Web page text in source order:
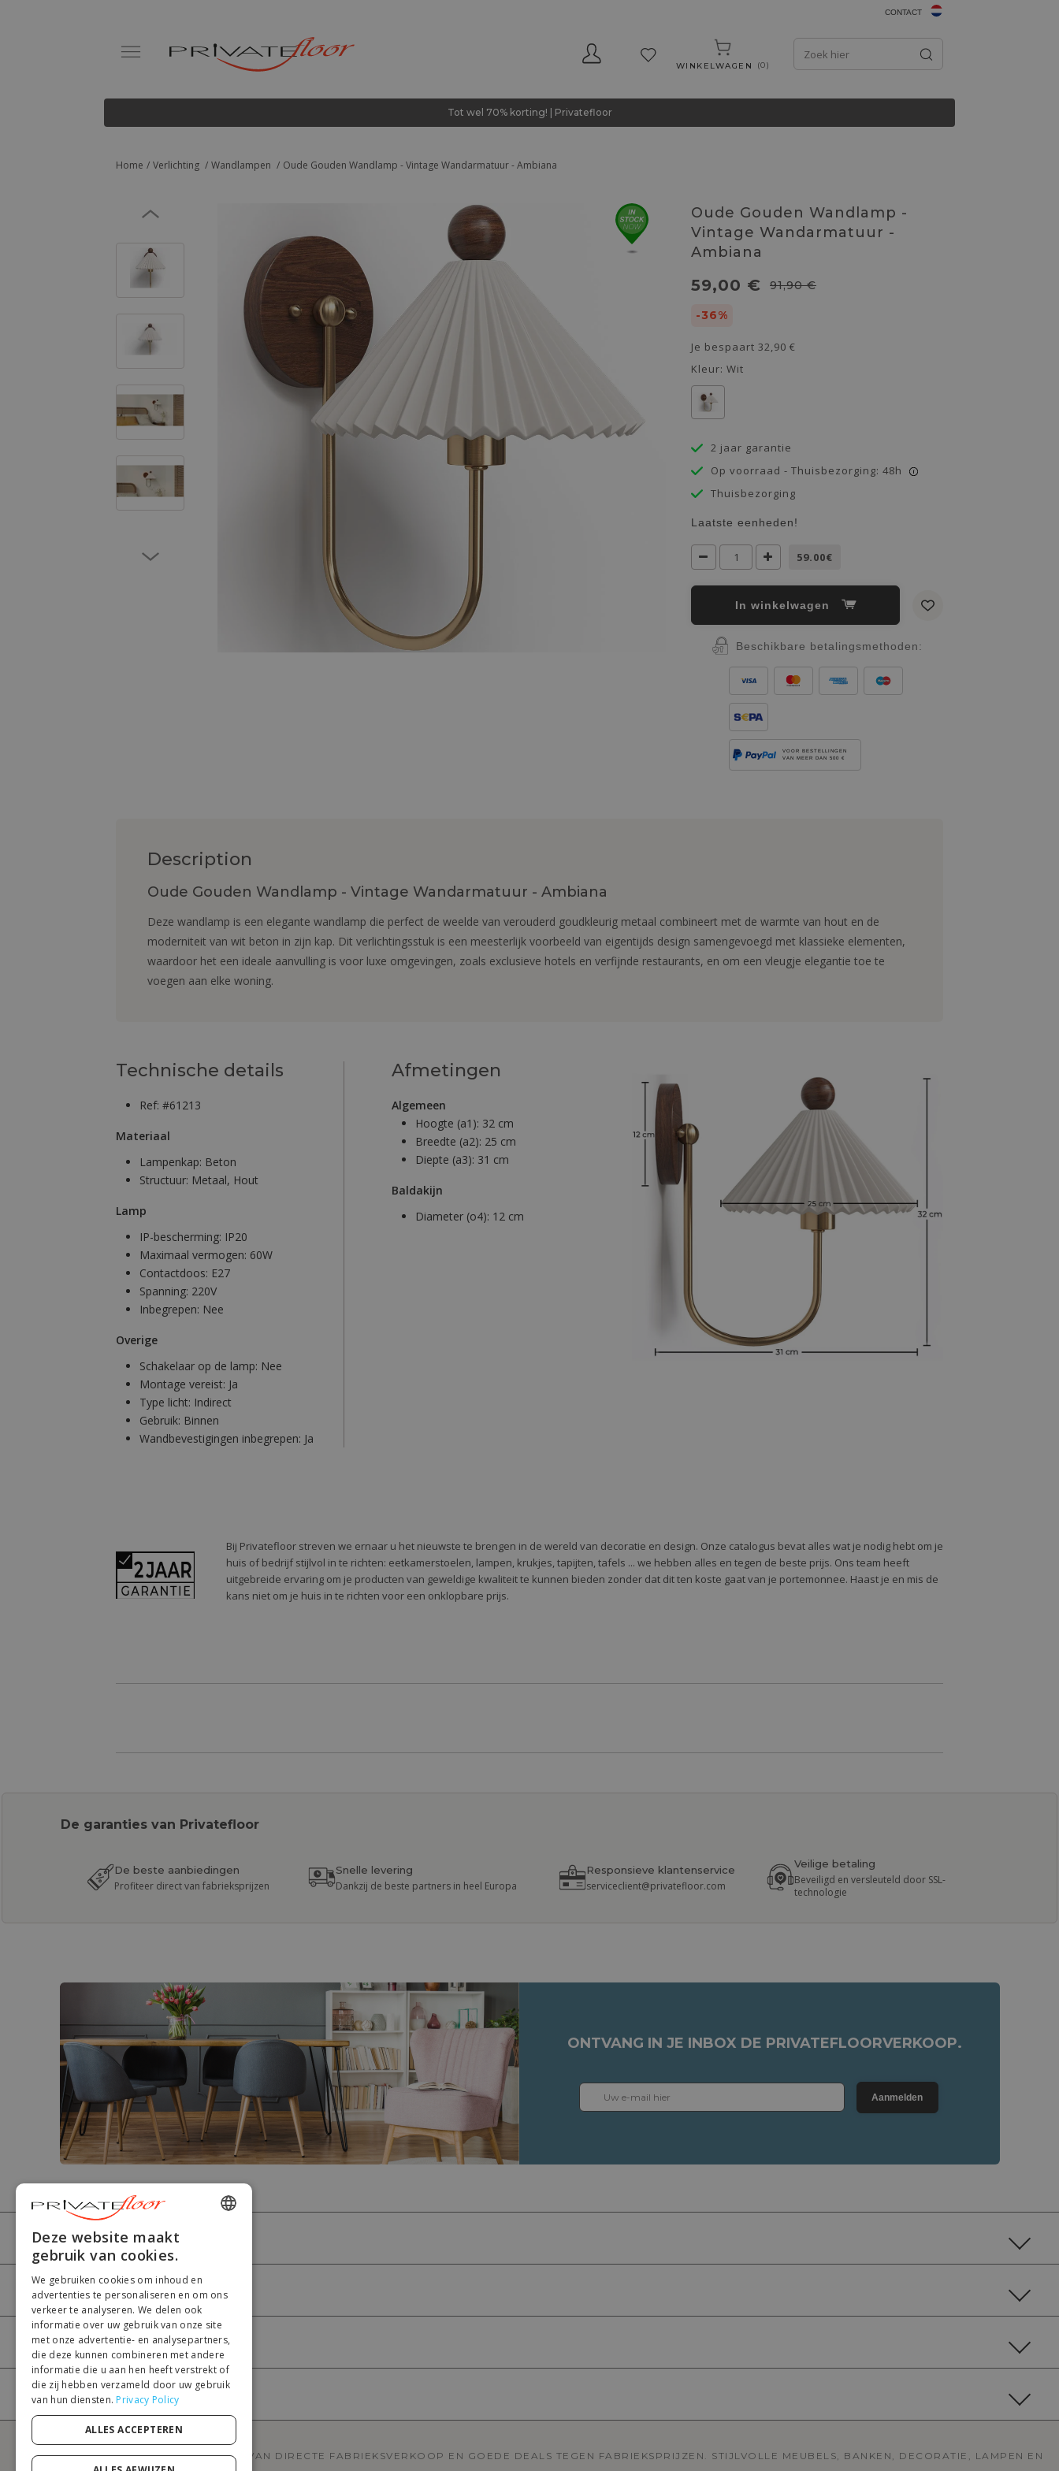
CONTACT
WINKELWAGEN 0
Tot wel 70% korting! | Privatefloor
Home Verlichting Wandlampen Oude Gouden Wandlamp - Vintage Wandarmatuur - Ambiana
Oude Gouden Wandlamp -
Vintage Wandarmatuur -
Ambiana
59,00 € 91,90 €
-36%
Je bespaart 32,90 €
Kleur: Wit
2 jaar garantie
Op voorraad - Thuisbezorging: 48h
i
Thuisbezorging
Laatste eenheden!
59.00€
In winkelwagen
Beschikbare betalingsmethoden:
VOOR BESTELLINGEN
VAN MEER DAN 500 €
Description
Oude Gouden Wandlamp - Vintage Wandarmatuur - Ambiana
Deze wandlamp is een elegante wandlamp die perfect de weelde van verouderd goudkleurig metaal combineert met de warmte van hout en de
moderniteit van wit beton in zijn kap. Dit verlichtingsstuk is een meesterlijk voorbeeld van eigentijds design samengevoegd met klassieke elementen,
waardoor het een ideale aanvulling is voor luxe omgevingen, zoals exclusieve hotels en verfijnde restaurants, en om een vleugje elegantie toe te
voegen aan elke woning.
Technische details
Ref: #61213
Materiaal
Lampenkap: Beton
Structuur: Metaal, Hout
Lamp
IP-bescherming: IP20
Maximaal vermogen: 60W
Contactdoos: E27
Spanning: 220V
Inbegrepen: Nee
Overige
Schakelaar op de lamp: Nee
Montage vereist: Ja
Type licht: Indirect
Gebruik: Binnen
Wandbevestigingen inbegrepen: Ja
Afmetingen
Algemeen
Hoogte (a1): 32 cm
Breedte (a2): 25 cm
Diepte (a3): 31 cm
Baldakijn
Diameter (o4): 12 cm
Bij Privatefloor streven we ernaar u het nieuwste te brengen in de wereld van decoratie en design. Onze catalogus bevat alles wat je nodig hebt om je
huis of bedrijf stijlvol in te richten: eetkamerstoelen, lampen, krukjes, tapijten, tafels ... we hebben alles en tegen de beste prijs. Ons team heeft
uitgebreide ervaring om je producten van geweldige kwaliteit te kunnen bieden zonder dat dit ten koste gaat van je portemonnee. Haast je en mis de
kans niet om je huis in te richten voor een onklopbare prijs.
De garanties van Privatefloor
De beste aanbiedingen
Profiteer direct van fabrieksprijzen
Snelle levering
Dankzij de beste partners in heel Europa
Responsieve klantenservice
serviceclient@privatefloor.com
Veilige betaling
Beveiligd en versleuteld door SSL-
technologie
ONTVANG IN JE INBOX DE PRIVATEFLOORVERKOOP.
Aanmelden
PRIVATEFLOOR
HULP
MIJN ACCOUNT
BETALING
PRIVATEFLOOR IS DE EERSTE WEBSITE VAN DIRECTE FABRIEKSVERKOOP EN GOEDE DEALS TEGEN FABRIEKSPRIJZEN. STIJLVOLLE MEUBELS, BANKEN, DECORATIE, LAMPEN EN
DUTCH
GERMAN
ITALIAN
PORTUGUESE
SPANISH
Deze website maakt
gebruik van cookies.
We gebruiken cookies om inhoud en
advertenties te personaliseren en om ons
verkeer te analyseren. We delen ook
informatie over uw gebruik van onze site
met onze advertentie- en analysepartners,
die deze kunnen combineren met andere
informatie die u aan hen heeft verstrekt of
die zij hebben verzameld door uw gebruik
van hun diensten. Privacy Policy
ALLES ACCEPTEREN